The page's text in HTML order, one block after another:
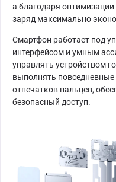
а благодаря оптимизации
заряд максимально
Смартфон работает под
интерфейсом и умным
управлять устройством
выполнять повседневные
отпечатков пальцев,
безопасный доступ.